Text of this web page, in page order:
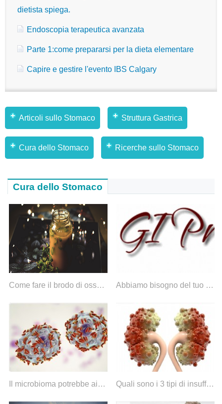
dietista spiega.
Endoscopia terapeutica avanzata
Parte 1:come prepararsi per la dieta elementare
Capire e gestire l'evento IBS Calgary
Articoli sullo Stomaco Struttura Gastrica
Cura dello Stomaco Ricerche sullo Stomaco
Cura dello Stomaco
Come fare il brodo di ossa di pollo nella pentola istantanea Abbiamo bisogno del tuo aiuto con i supplementi legali SCD
Il microbioma potrebbe aiutare a identificare il rischio pre-cancro nelle donne con HPV Quali sono i 3 tipi di insufficienza renale acuta?